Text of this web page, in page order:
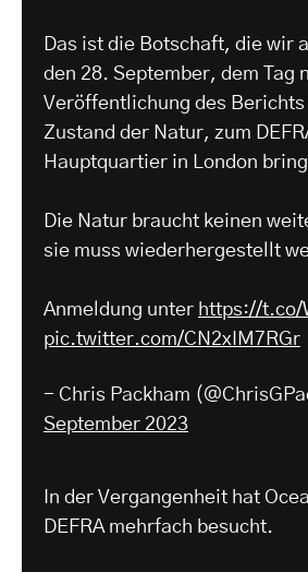
Das ist die Botschaft, die wir
den 28. September, dem Tag
Veröffentlichung des Berichts
Zustand der Natur, zum
Hauptquartier in London
Die Natur braucht keinen
sie muss wiederhergestellt
Anmeldung unter https://t.co/
pic.twitter.com/CN2xIM7RGr
- Chris Packham
September 2023
In der Vergangenheit hat
DEFRA mehrfach besucht.